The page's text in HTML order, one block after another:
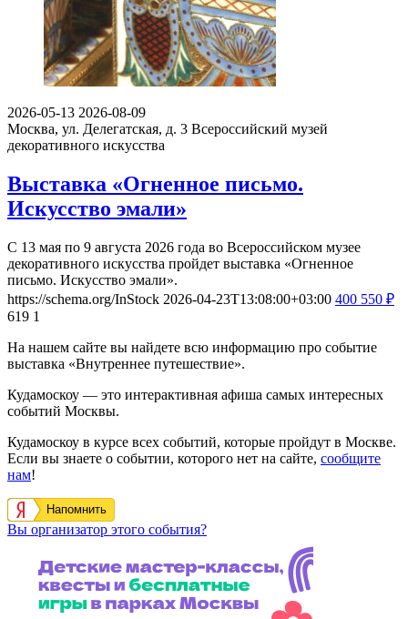
2026-05-13 2026-08-09
Москва, ул. Делегатская, д. 3 Всероссийский музей
декоративного искусства
Выставка «Огненное письмо.
Искусство эмали»
С 13 мая по 9 августа 2026 года во Всероссийском музее
декоративного искусства пройдет выставка «Огненное
письмо. Искусство эмали».
https://schema.org/InStock 2026-04-23T13:08:00+03:00 400 550 ₽
619 1
На нашем сайте вы найдете всю информацию про событие
выставка «Внутреннее путешествие».
Кудамоскоу — это интерактивная афиша самых интересных
событий Москвы.
Кудамоскоу в курсе всех событий, которые пройдут в Москве.
Если вы знаете о событии, которого нет на сайте, сообщите
нам!
Напомнить
Вы организатор этого события?